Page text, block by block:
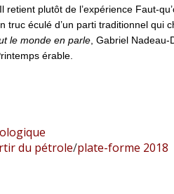
plutôt de l’expérience Faut-
truc éculé d’un parti traditionnel qui
le monde en parle, Gabriel Nadeau-
érable.
du pétrole/plate-forme 2018